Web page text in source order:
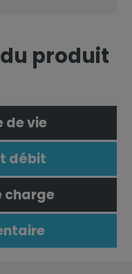
produit
de vie
débit
charge